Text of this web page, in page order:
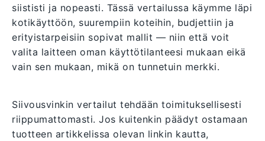
siististi ja nopeasti. Tässä vertailussa käymme läpi
kotikäyttöön, suurempiin koteihin, budjettiin ja
erityistarpeisiin sopivat mallit — niin että voit
valita laitteen oman käyttötilanteesi mukaan eikä
vain sen mukaan, mikä on tunnetuin merkki.
Siivousvinkin vertailut tehdään toimituksellisesti
riippumattomasti. Jos kuitenkin päädyt ostamaan
tuotteen artikkelissa olevan linkin kautta,